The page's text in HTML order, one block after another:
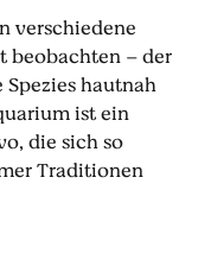
verschiedene
beobachten – der
hautnah
ist ein
die sich so
Traditionen